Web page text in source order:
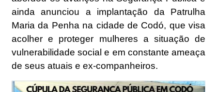
ainda anunciou a implantação da Patrulha
Maria da Penha na cidade de Codó, que visa
acolher e proteger mulheres a situação de
vulnerabilidade social e em constante ameaça
de seus atuais e ex-companheiros.